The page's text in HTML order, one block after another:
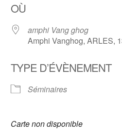
OÙ
amphi Vang ghog
Amphi Vanghog, ARLES,
TYPE D’ÉVÈNEMENT
Séminaires
Carte non disponible